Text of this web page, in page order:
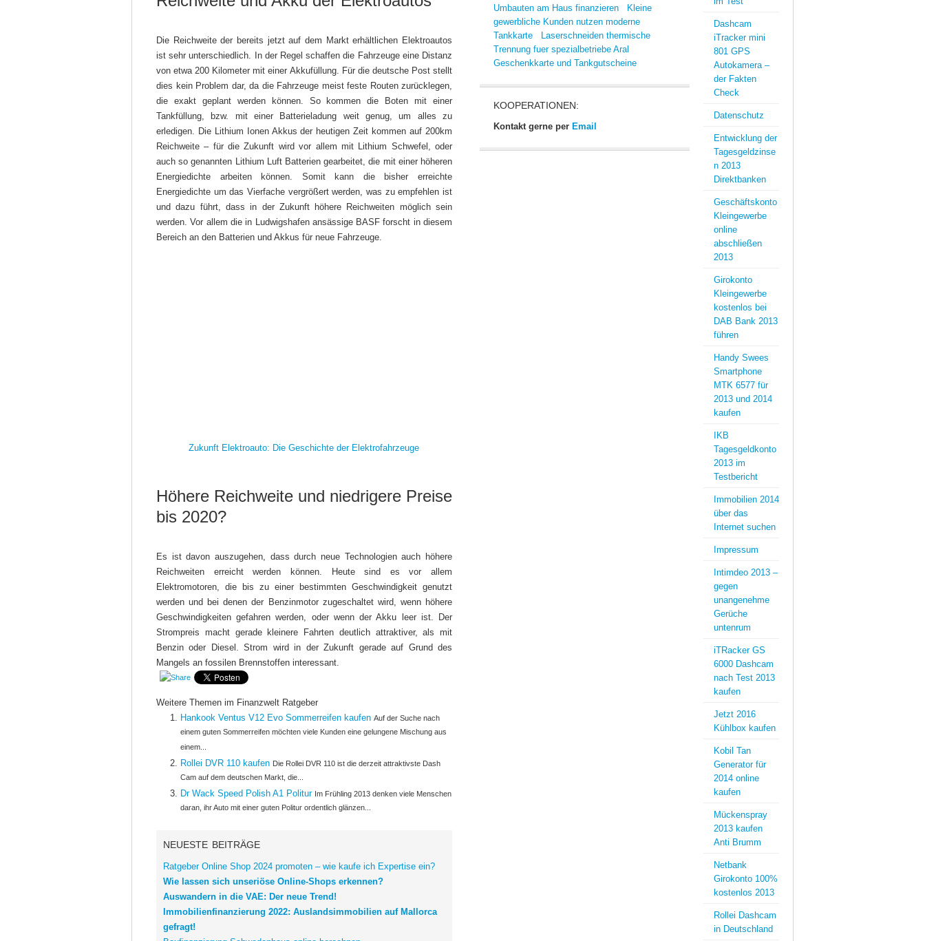
Die Reichweite der bereits jetzt auf dem Markt erhältlichen Elektroautos
ist sehr unterschiedlich. In der Regel schaffen die Fahrzeuge eine Distanz
von etwa 200 Kilometer mit einer Akkufüllung. Für die deutsche Post stellt
dies kein Problem dar, da die Fahrzeuge meist feste Routen zurücklegen,
die exakt geplant werden können. So kommen die Boten mit einer
Tankfüllung, bzw. mit einer Batterieladung weit genug, um alles zu
erledigen. Die Lithium Ionen Akkus der heutigen Zeit kommen auf 200km
Reichweite – für die Zukunft wird vor allem mit Lithium Schwefel, oder
auch so genannten Lithium Luft Batterien gearbeitet, die mit einer höheren
Energiedichte arbeiten können. Somit kann die bisher erreichte
Energiedichte um das Vierfache vergrößert werden, was zu empfehlen ist
und dazu führt, dass in der Zukunft höhere Reichweiten möglich sein
werden. Vor allem die in Ludwigshafen ansässige BASF forscht in diesem
Bereich an den Batterien und Akkus für neue Fahrzeuge.
Zukunft Elektroauto: Die Geschichte der Elektrofahrzeuge
Höhere Reichweite und niedrigere Preise
bis 2020?
Es ist davon auszugehen, dass durch neue Technologien auch höhere
Reichweiten erreicht werden können. Heute sind es vor allem
Elektromotoren, die bis zu einer bestimmten Geschwindigkeit genutzt
werden und bei denen der Benzinmotor zugeschaltet wird, wenn höhere
Geschwindigkeiten gefahren werden, oder wenn der Akku leer ist. Der
Strompreis macht gerade kleinere Fahrten deutlich attraktiver, als mit
Benzin oder Diesel. Strom wird in der Zukunft gerade auf Grund des
Mangels an fossilen Brennstoffen interessant.
Weitere Themen im Finanzwelt Ratgeber
Hankook Ventus V12 Evo Sommerreifen kaufen Auf der Suche nach
einem guten Sommerreifen möchten viele Kunden eine gelungene Mischung aus
einem...
Rollei DVR 110 kaufen Die Rollei DVR 110 ist die derzeit attraktivste Dash
Cam auf dem deutschen Markt, die...
Dr Wack Speed Polish A1 Politur Im Frühling 2013 denken viele Menschen
daran, ihr Auto mit einer guten Politur ordentlich glänzen...
NEUESTE BEITRÄGE
Ratgeber Online Shop 2024 promoten – wie kaufe ich Expertise ein?
Wie lassen sich unseriöse Online-Shops erkennen?
Auswandern in die VAE: Der neue Trend!
Immobilienfinanzierung 2022: Auslandsimmobilien auf Mallorca
gefragt!
Umbauten am Haus finanzieren
Kleine
gewerbliche Kunden nutzen moderne
Tankkarte
Laserschneiden thermische
Trennung fuer spezialbetriebe Aral
Geschenkkarte und Tankgutscheine
KOOPERATIONEN:
Kontakt gerne per Email
Dashcam
iTracker mini
801 GPS
Autokamera –
der Fakten
Check
Datenschutz
Entwicklung der
Tagesgeldzinse
n 2013
Direktbanken
Geschäftskonto
Kleingewerbe
online
abschließen
2013
Girokonto
Kleingewerbe
kostenlos bei
DAB Bank 2013
führen
Handy Swees
Smartphone
MTK 6577 für
2013 und 2014
kaufen
IKB
Tagesgeldkonto
2013 im
Testbericht
Immobilien 2014
über das
Internet suchen
Impressum
Intimdeo 2013 –
gegen
unangenehme
Gerüche
untenrum
iTRacker GS
6000 Dashcam
nach Test 2013
kaufen
Jetzt 2016
Kühlbox kaufen
Kobil Tan
Generator für
2014 online
kaufen
Mückenspray
2013 kaufen
Anti Brumm
Netbank
Girokonto 100%
kostenlos 2013
Rollei Dashcam
in Deutschland